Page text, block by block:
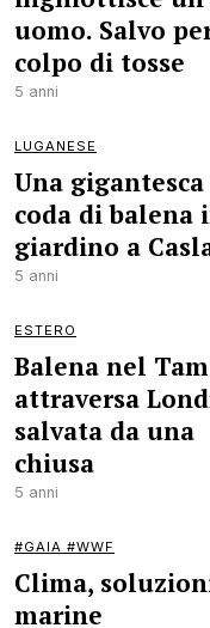
uomo. Salvo
colpo di tosse
5 anni
LUGANESE
Una gigantesca
coda di balena
giardino a
5 anni
ESTERO
Balena nel
attraversa
salvata da una
chiusa
5 anni
#GAIA #WWF
Clima,
marine